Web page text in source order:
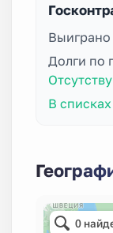
Выиграно
Долги по
В